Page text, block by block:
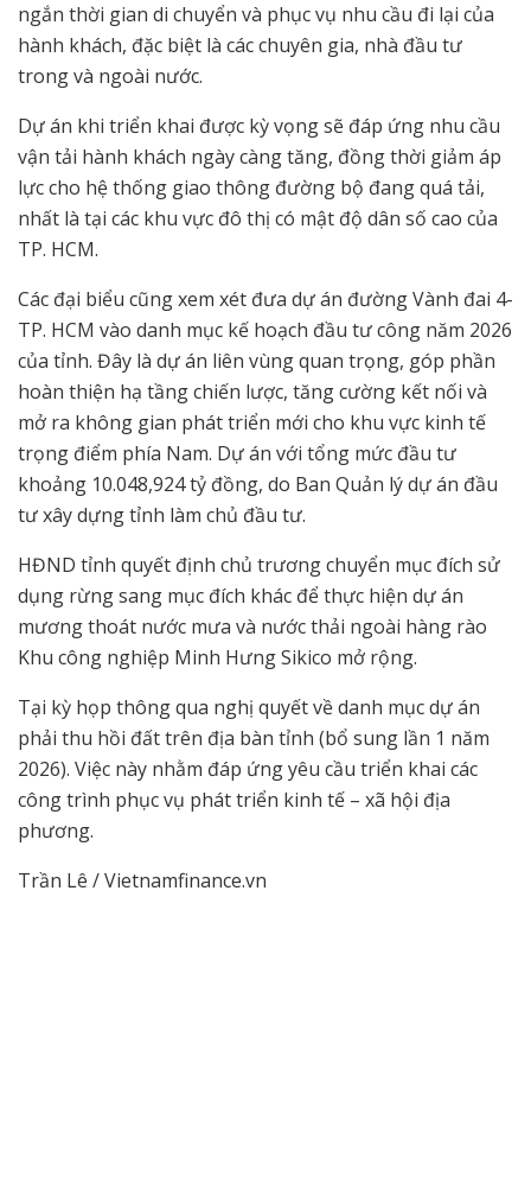
ngắn thời gian di chuyển và phục vụ nhu cầu đi lại của
hành khách, đặc biệt là các chuyên gia, nhà đầu tư
trong và ngoài nước.
Dự án khi triển khai được kỳ vọng sẽ đáp ứng nhu cầu
vận tải hành khách ngày càng tăng, đồng thời giảm áp
lực cho hệ thống giao thông đường bộ đang quá tải,
nhất là tại các khu vực đô thị có mật độ dân số cao của
TP. HCM.
Các đại biểu cũng xem xét đưa dự án đường Vành đai 4-
TP. HCM vào danh mục kế hoạch đầu tư công năm 2026
của tỉnh. Đây là dự án liên vùng quan trọng, góp phần
hoàn thiện hạ tầng chiến lược, tăng cường kết nối và
mở ra không gian phát triển mới cho khu vực kinh tế
trọng điểm phía Nam. Dự án với tổng mức đầu tư
khoảng 10.048,924 tỷ đồng, do Ban Quản lý dự án đầu
tư xây dựng tỉnh làm chủ đầu tư.
HĐND tỉnh quyết định chủ trương chuyển mục đích sử
dụng rừng sang mục đích khác để thực hiện dự án
mương thoát nước mưa và nước thải ngoài hàng rào
Khu công nghiệp Minh Hưng Sikico mở rộng.
Tại kỳ họp thông qua nghị quyết về danh mục dự án
phải thu hồi đất trên địa bàn tỉnh (bổ sung lần 1 năm
2026). Việc này nhằm đáp ứng yêu cầu triển khai các
công trình phục vụ phát triển kinh tế – xã hội địa
phương.
Trần Lê / Vietnamfinance.vn